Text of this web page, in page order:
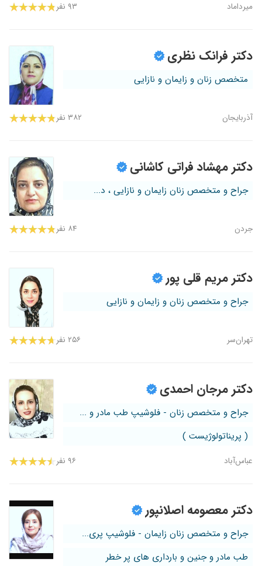
میرداماد ۹۳ نفر
دکتر فرانک نظری
متخصص زنان و زایمان و نازایی
آذربایجان ۳۸۲ نفر
دکتر مهشاد فراتی کاشانی
جراح و متخصص زنان زایمان و نازایی ، د...
جردن ۸۴ نفر
دکتر مریم قلی پور
جراح و متخصص زنان و زایمان و نازایی
تهران‌سر ۲۵۶ نفر
دکتر مرجان احمدی
جراح و متخصص زنان - فلوشیپ طب مادر و ...
( پریناتولوژیست )
عباس‌آباد ۹۶ نفر
دکتر معصومه اصلانپور
جراح و متخصص زنان زایمان - فلوشیپ پری...
طب مادر و جنین و بارداری های پر خطر